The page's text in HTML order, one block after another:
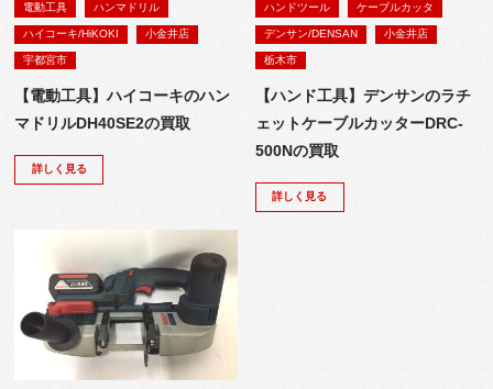
電動工具 ハンマドリル
ハイコーキ/HiKOKI 小金井店
宇都宮市
【電動工具】ハイコーキのハン
マドリルDH40SE2の買取
詳しく見る
ハンドツール ケーブルカッタ
デンサン/DENSAN 小金井店
栃木市
【ハンド工具】デンサンのラチ
ェットケーブルカッターDRC-
500Nの買取
詳しく見る